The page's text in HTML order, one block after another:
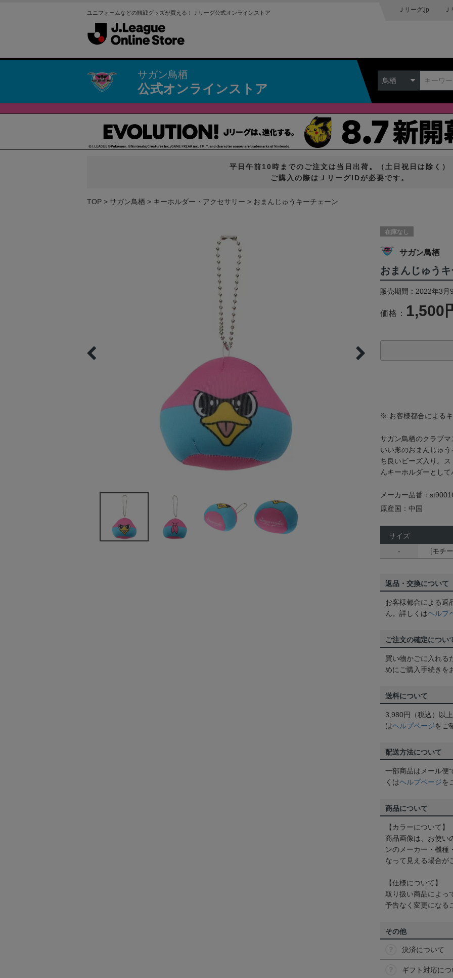
ユニフォームなどの観戦グッズが買える！Ｊリーグ公式オンラインストア Ｊリーグ.jp
サガン鳥栖
公式オンラインストア
鳥栖
平日午前10時までのご注文は当日出荷。（土日祝日は除く）
ご購入の際はＪリーグIDが必要です。
TOP サガン鳥栖 キーホルダー・アクセサリー おまんじゅうキーチェーン
在庫なし
サガン鳥栖
おまんじゅう
販売期間：2022年3
価格： 1,500
※ お客様都合による
サガン鳥栖のクラブ
いい形のおまんじゅ
ち良いビーズ入り。
んキーホルダーとし
メーカー品番：
原産国：中国
サイズ
-
[モチ
返品・交換について
お客様都合による返
ん。詳しくはヘルプ
ご注文の確定につい
買い物かごに入れる
めにご購入手続きを
送料について
3,980円（税込）以
はヘルプページをご
配送方法について
一部商品はメール便
くはヘルプページを
商品について
【カラーについて】
商品画像は、お使い
ンのメーカー・機種
なって見える場合が
【仕様について】
取り扱い商品によっ
予告なく変更になる
その他
決済について
ギフト対応に